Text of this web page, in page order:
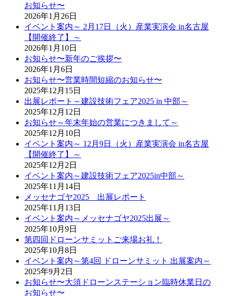
お知らせ〜
2026年1月26日
イベント案内～ 2月17日（火）産業実演会 in名古屋
【開催終了】～
2026年1月10日
お知らせ〜新年のご挨拶〜
2026年1月6日
お知らせ〜営業時間短縮のお知らせ〜
2025年12月15日
出展レポート～建設技術フェア2025 in 中部～
2025年12月12日
お知らせ～年末年始の営業につきまして～
2025年12月10日
イベント案内～ 12月9日（火）産業実演会 in名古屋
【開催終了】～
2025年12月2日
イベント案内～建設技術フェア2025in中部～
2025年11月14日
メッセナゴヤ2025 出展レポート
2025年11月13日
イベント案内～メッセナゴヤ2025出展～
2025年10月9日
第四回ドローンサミットご来場お礼！
2025年10月8日
イベント案内～第4回 ドローンサミット 出展案内～
2025年9月2日
お知らせ〜大須ドローンステーション臨時休業日の
お知らせ〜